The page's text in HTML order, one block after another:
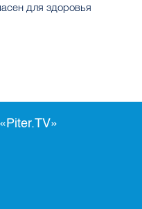
для здоровья